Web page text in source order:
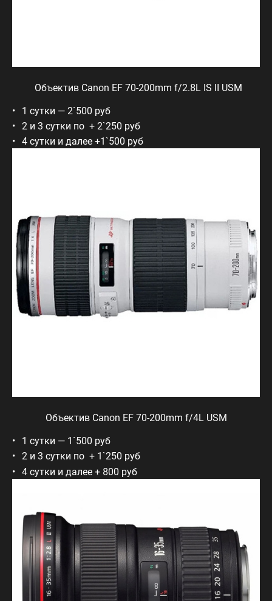
Объектив Canon EF 70-200mm f/2.8L IS II USM
1 сутки — 2`500 руб
2 и 3 сутки по + 2`250 руб
4 сутки и далее +1`500 руб
Объектив Canon EF 70-200mm f/4L USM
1 сутки — 1`500 руб
2 и 3 сутки по + 1`250 руб
4 сутки и далее + 800 руб